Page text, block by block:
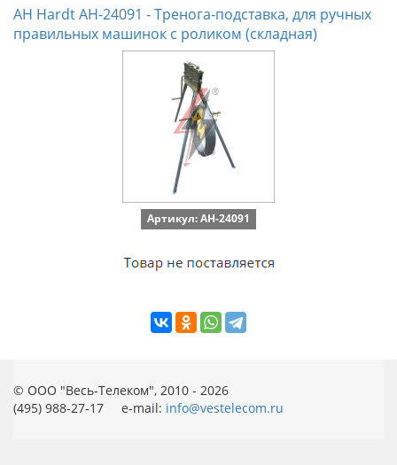
AH Hardt AH-24091 - Тренога-подставка, для ручных
правильных машинок с роликом (складная)
Артикул: AH-24091
© ООО "Весь-Телеком", 2010 - 2026
(495) 988-27-17 e-mail: info@vestelecom.ru